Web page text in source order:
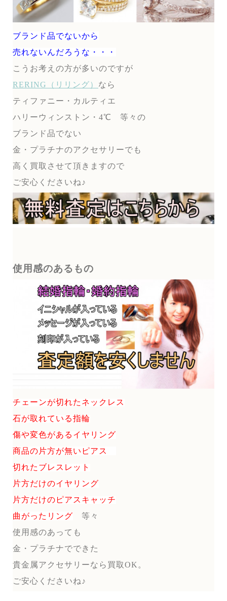
ブランド品でないから
売れないんだろうな・・・
こうお考えの方が多いのですが
RERING（リリング） なら
ティファニー・カルティエ
ハリーウィンストン・4℃ 等々の
ブランド品でない
金・プラチナのアクセサリーでも
高く買取させて頂きますので
ご安心くださいね♪
使用感のあるもの
チェーンが切れたネックレス
石が取れている指輪
傷や変色があるイヤリング
商品の片方が無いピアス
切れたブレスレット
片方だけのイヤリング
片方だけのピアスキャッチ
曲がったリング
等々
使用感のあっても
金・プラチナでできた
貴金属アクセサリーなら買取OK。
ご安心くださいね♪